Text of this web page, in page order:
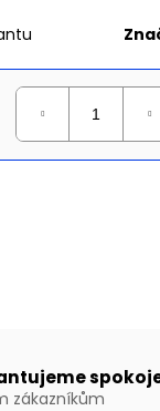
zákazníkům